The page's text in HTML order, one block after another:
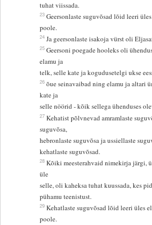
tuhat viissada.
23 Geersonlaste suguvõsad lõid leeri
poole.
24 Ja geersonlaste isakoja vürst oli
25 Geersoni poegade hooleks oli
elamu ja
telk, selle kate ja kogudusetelgi ukse
26 õue seinavaibad ning elamu ja altari
kate ja
selle nöörid - kõik sellega ühenduses
27 Kehatist põlvnevad amramlaste
suguvõsa,
hebronlaste suguvõsa ja ussiellaste
kehatlaste suguvõsad.
28 Kõiki meesterahvaid nimekirja järgi,
üle
selle, oli kaheksa tuhat kuussada, kes
pühamu teenistust.
29 Kehatlaste suguvõsad lõid leeri üles
poole.